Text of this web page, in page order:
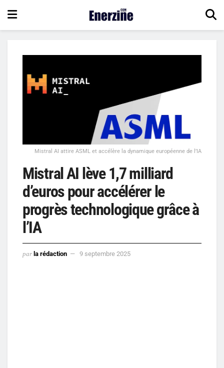
Mistral AI attire ASML et accélère la dynamique européenne de l’IA
Mistral AI lève 1,7 milliard
d’euros pour accélérer le
progrès technologique grâce à
l’IA
par la rédaction 9 septembre 2025